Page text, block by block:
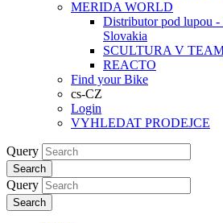
MERIDA WORLD
Distributor pod lupou
Slovakia
SCULTURA V
REACTO
Find your Bike
cs-CZ
Login
VYHLEDAT PRODEJCE
Query
Search
Query
Search